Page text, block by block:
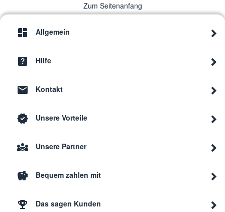
Zum Seitenanfang
Allgemein
Hilfe
Kontakt
Unsere Vorteile
Unsere Partner
Bequem zahlen mit
Das sagen Kunden